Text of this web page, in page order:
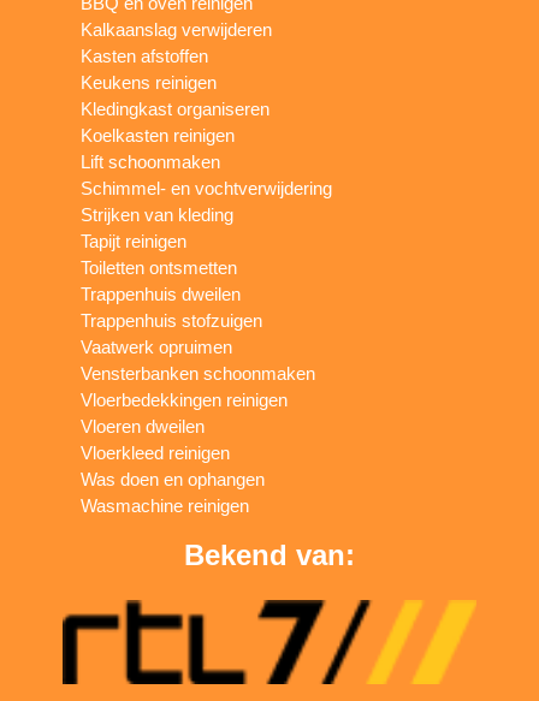
Kalkaanslag verwijderen
Kasten afstoffen
Keukens reinigen
Kledingkast organiseren
Koelkasten reinigen
Lift schoonmaken
Schimmel- en vochtverwijdering
Strijken van kleding
Tapijt reinigen
Toiletten ontsmetten
Trappenhuis dweilen
Trappenhuis stofzuigen
Vaatwerk opruimen
Vensterbanken schoonmaken
Vloerbedekkingen reinigen
Vloeren dweilen
Vloerkleed reinigen
Was doen en ophangen
Wasmachine reinigen
Bekend van: